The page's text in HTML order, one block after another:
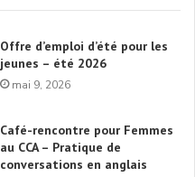
Offre d’emploi d’été pour les
jeunes – été 2026
mai 9, 2026
Café-rencontre pour Femmes
au CCA – Pratique de
conversations en anglais